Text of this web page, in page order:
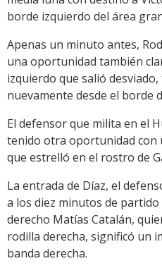
borde izquierdo del área
Apenas un minuto antes,
una oportunidad también
izquierdo que salió
nuevamente desde el borde
El defensor que milita en el
tenido otra oportunidad con
que estrelló en el rostro de
La entrada de Díaz, el
a los diez minutos de
derecho Matías Catalán,
rodilla derecha, significó un
banda derecha.